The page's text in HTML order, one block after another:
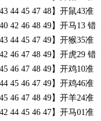
44 45 47 48】开鼠43准
42 46 48 49】开马13 错
44 45 47 49】开猴35准
46 47 48 49】开虎29 错
46 47 48 49】开鸡10准
45 46 47 49】开鸡46准
46 47 48 49】开羊24准
44 45 46 47】开马01准